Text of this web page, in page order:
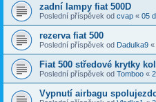
zadní lampy fiat 500D
Poslední příspěvek od cvap « 05
rezerva fiat 500
Poslední příspěvek od Dadulka9 «
Fiat 500 středové krytky kol
Poslední příspěvek od Tomboo «
Vypnutí airbagu